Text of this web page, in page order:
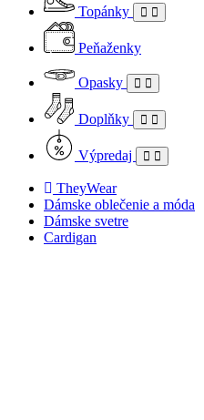
Topánky
Peňaženky
Opasky
Doplňky
Výpredaj
TheyWear
Dámske oblečenie a móda
Dámske svetre
Cardigan